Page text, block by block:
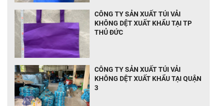
CÔNG TY SẢN XUẤT TÚI VẢI
KHÔNG DỆT XUẤT KHẨU TẠI TP
THỦ ĐỨC
CÔNG TY SẢN XUẤT TÚI VẢI
KHÔNG DỆT XUẤT KHẨU TẠI QUẬN
3